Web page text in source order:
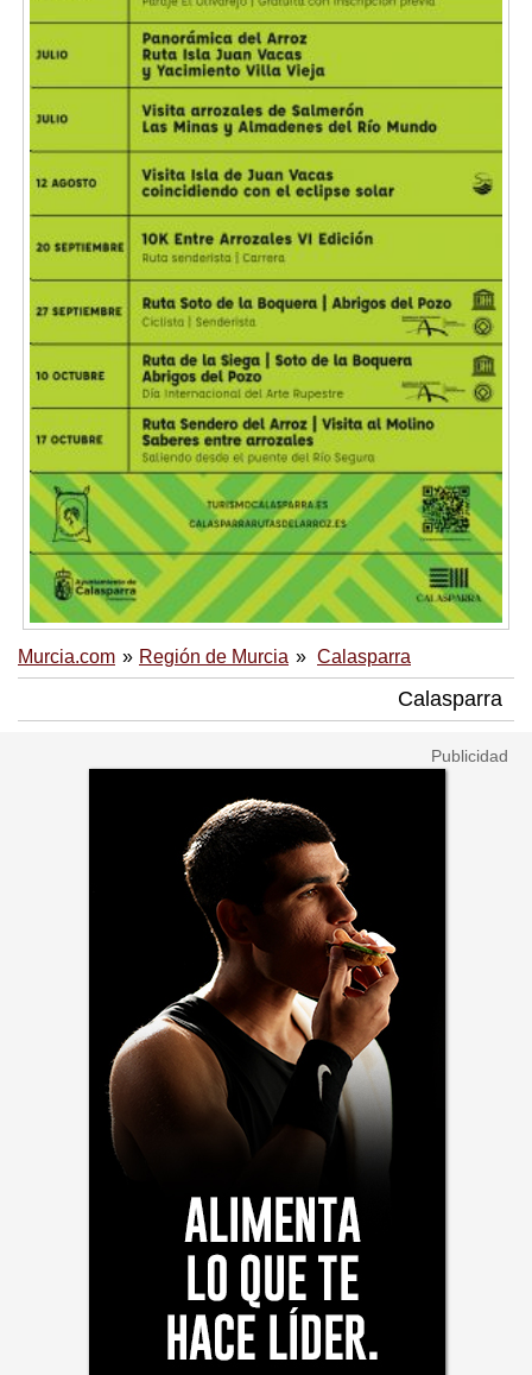
Murcia.com Región de Murcia Calasparra
Calasparra